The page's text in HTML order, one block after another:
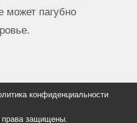
может пагубно
конфиденциальности
права защищены.